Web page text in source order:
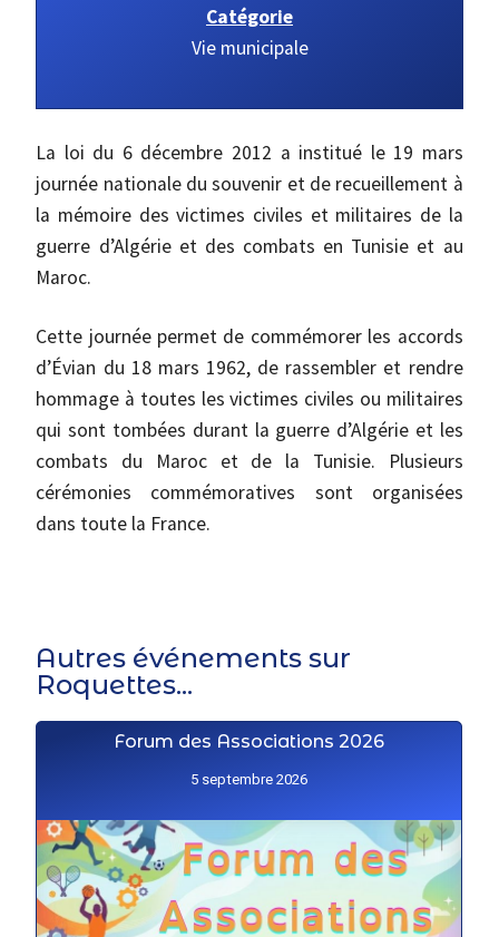
Catégorie
Vie municipale
La loi du 6 décembre 2012 a institué le 19 mars
journée nationale du souvenir et de recueillement à
la mémoire des victimes civiles et militaires de la
guerre d’Algérie et des combats en Tunisie et au
Maroc.
Cette journée permet de commémorer les accords
d’Évian du 18 mars 1962, de rassembler et rendre
hommage à toutes les victimes civiles ou militaires
qui sont tombées durant la guerre d’Algérie et les
combats du Maroc et de la Tunisie. Plusieurs
cérémonies commémoratives sont organisées
dans toute la France.
Autres événements sur
Roquettes...
Forum des Associations 2026
5 septembre 2026